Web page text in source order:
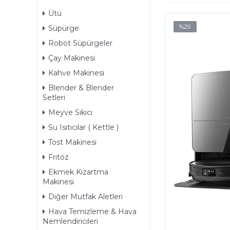
Ütü
Süpürge
Robot Süpürgeler
Çay Makinesi
Kahve Makinesi
Blender & Blender
Setleri
Meyve Sıkıcı
Su Isıtıcılar ( Kettle )
Tost Makinesi
Fritöz
Ekmek Kızartma
Makinesi
Diğer Mutfak Aletleri
Hava Temizleme & Hava
Nemlendiricileri
%29